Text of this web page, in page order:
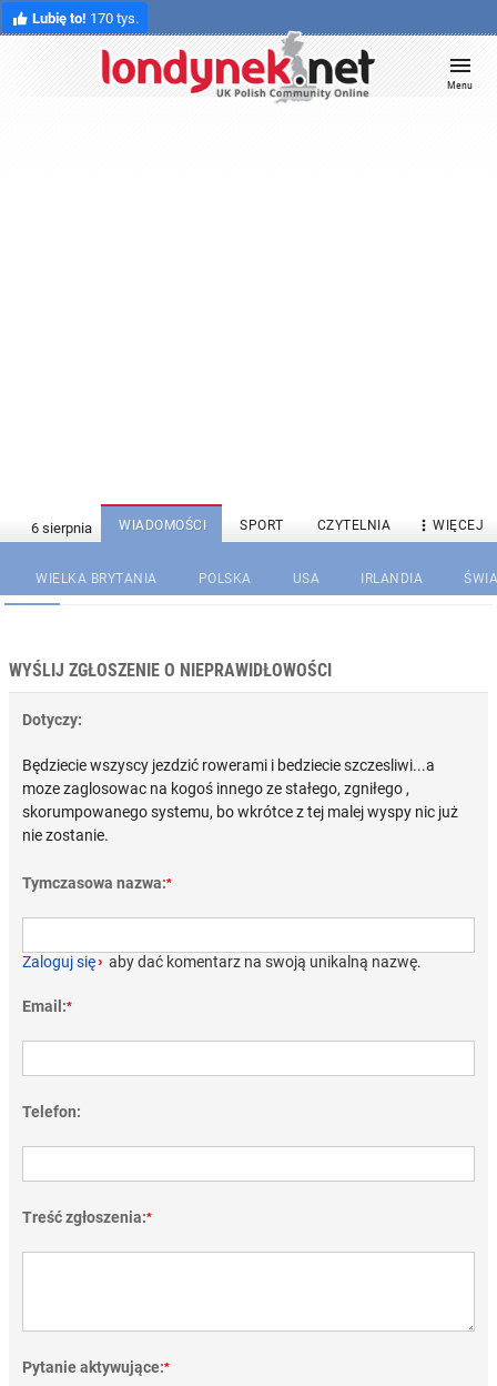
Lubię to! 170 tys.
Menu
WIADOMOŚCI SPORT CZYTELNIA  WIĘCEJ
WIELKA BRYTANIA POLSKA USA IRLANDIA
WYŚLIJ ZGŁOSZENIE O NIEPRAWIDŁOWOŚCI
Dotyczy:
Będziecie wszyscy jezdzić rowerami i bedziecie szczesliwi...a
moze zaglosowac na kogoś innego ze stałego, zgniłego ,
skorumpowanego systemu, bo wkrótce z tej malej wyspy nic już
nie zostanie.
Tymczasowa nazwa:*
Zaloguj się› aby dać komentarz na swoją unikalną nazwę.
Email:*
Telefon:
Treść zgłoszenia:*
Pytanie aktywujące:*